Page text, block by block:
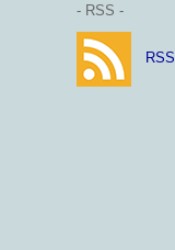
- RSS -
RSS